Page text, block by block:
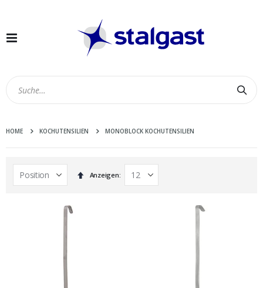
Navigation
HOME KOCHUTENSILIEN MONOBLOCK KOCHUTENSILIEN
In
absteigender
Anzeigen